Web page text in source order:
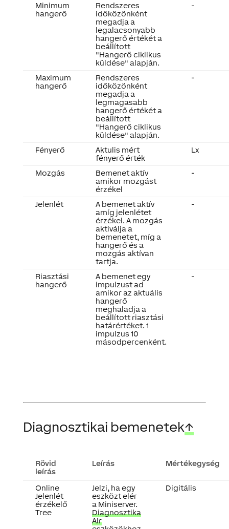
Minimum
hangerő
Rendszeres
időközönként
megadja a
legalacsonyabb
hangerő értékét a
beállított
"Hangerő ciklikus
küldése" alapján.
-
Maximum
hangerő
Rendszeres
időközönként
megadja a
legmagasabb
hangerő értékét a
beállított
"Hangerő ciklikus
küldése" alapján.
-
Fényerő
Aktulis mért
fényerő érték
Lx
Mozgás
Bemenet aktív
amikor mozgást
érzékel
-
Jelenlét
A bemenet aktív
amíg jelenlétet
érzékel. A mozgás
aktiválja a
bemenetet, míg a
hangerő és a
mozgás aktívan
tartja.
-
Riasztási
hangerő
A bemenet egy
impulzust ad
amikor az aktuális
hangerő
meghaladja a
beállított riasztási
határértéket. 1
impulzus 10
másodpercenként.
-
Diagnosztikai bemenetek↑
Rövid
leírás
Leírás Mértékegység
Online
Jelenlét
érzékelő
Tree
Jelzi, ha egy
eszközt elér
a Miniserver.
Diagnosztika
Air
Digitális